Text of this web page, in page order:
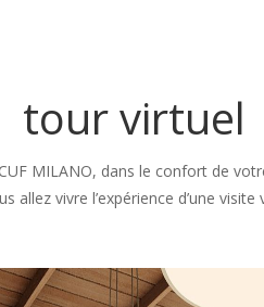
tour virtuel
MILANO, dans le confort de
vivre l’expérience d’une